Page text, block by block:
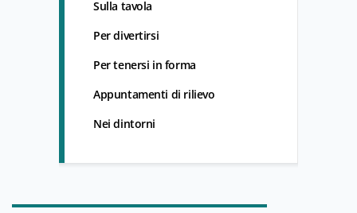
Sulla tavola
Per divertirsi
Per tenersi in forma
Appuntamenti di rilievo
Nei dintorni